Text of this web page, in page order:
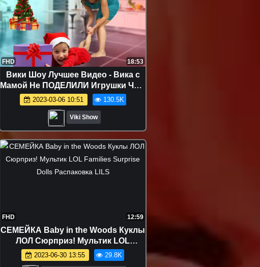
FHD 18:53
Вики Шоу Лучшее Видео - Вика с
Мамой Не ПОДЕЛИЛИ Игрушки ЧЬЯ
ЕЛКА ВКУСНЕЕ Mistery Box Switch
Up Challenge / Вики Шоу
2023-03-06 10:51 130.5K
Viki Show
FHD 12:59
СЕМЕЙКА Baby in the Woods Куклы
ЛОЛ Сюрприз! Мультик LOL
Families Surprise Dolls Распаковка
LILS
2023-06-30 13:55 29.8K